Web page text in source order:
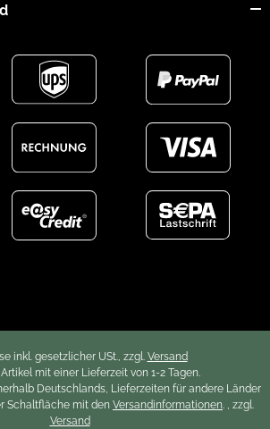
inkl. gesetzlicher USt., zzgl. Versand
mit einer Lieferzeit von 1-2 Tagen.
Deutschlands, Lieferzeiten für andere Länder
Schaltfläche mit den Versandinformationen. , zzgl.
Versand